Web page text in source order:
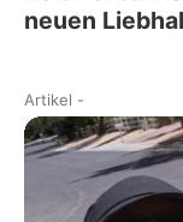
neuen
Artikel -